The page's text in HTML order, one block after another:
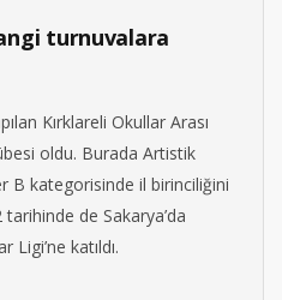
turnuvalara
Kırklareli Okullar Arası
oldu. Burada Artistik
B kategorisinde il birinciliğini
de Sakarya’da
Ligi’ne katıldı.